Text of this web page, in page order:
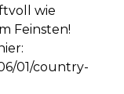
wie
Feinsten!
01/country-